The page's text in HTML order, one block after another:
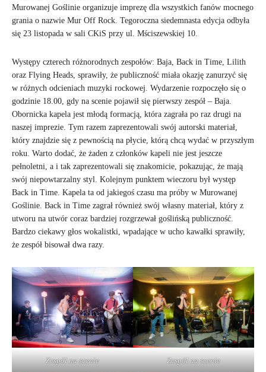
Murowanej Goślinie organizuje imprezę dla wszystkich fanów mocnego
grania o nazwie Mur Off Rock. Tegoroczna siedemnasta edycja odbyła
się 23 listopada w sali CKiS przy ul. Mściszewskiej 10.
Występy czterech różnorodnych zespołów: Baja, Back in Time, Lilith
oraz Flying Heads, sprawiły, że publiczność miała okazję zanurzyć się
w różnych odcieniach muzyki rockowej. Wydarzenie rozpoczęło się o
godzinie 18.00, gdy na scenie pojawił się pierwszy zespół – Baja.
Obornicka kapela jest młodą formacją, która zagrała po raz drugi na
naszej imprezie. Tym razem zaprezentowali swój autorski materiał,
który znajdzie się z pewnością na płycie, którą chcą wydać w przyszłym
roku. Warto dodać, że żaden z członków kapeli nie jest jeszcze
pełnoletni, a i tak zaprezentowali się znakomicie, pokazując, że mają
swój niepowtarzalny styl. Kolejnym punktem wieczoru był występ
Back in Time. Kapela ta od jakiegoś czasu ma próby w Murowanej
Goślinie. Back in Time zagrał również swój własny materiał, który z
utworu na utwór coraz bardziej rozgrzewał goślińską publiczność.
Bardzo ciekawy głos wokalistki, wpadające w ucho kawałki sprawiły,
że zespół bisował dwa razy.
Zespół na scenie Zespół na scenie